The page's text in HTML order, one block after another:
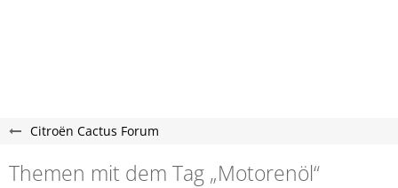
Citroën Cactus Forum
Themen mit dem Tag „Motorenöl“